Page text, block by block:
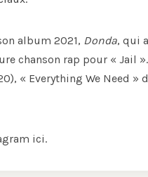
album 2021, Donda, qui
chanson rap pour « Jail ».
« Everything We Need »
ici.